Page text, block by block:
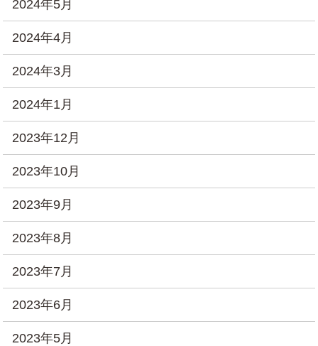
2024年5月
2024年4月
2024年3月
2024年1月
2023年12月
2023年10月
2023年9月
2023年8月
2023年7月
2023年6月
2023年5月